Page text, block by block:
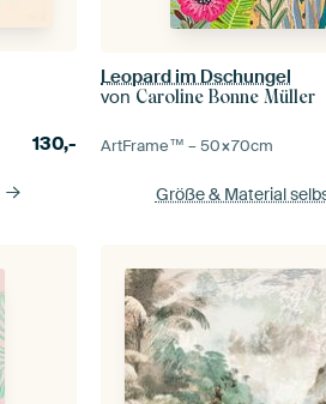
130,-
Leopard im Dschungel
von Caroline Bonne Müller
ArtFrame™ –50×70cm
Größe & Material